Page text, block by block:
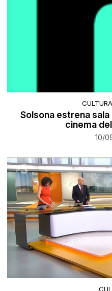
Solsona estrena
cinema
10/